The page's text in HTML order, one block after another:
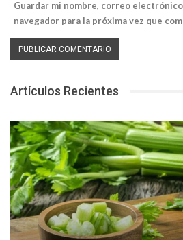
Guardar mi nombre, correo
navegador para la próxima vez que
Artículos Recientes